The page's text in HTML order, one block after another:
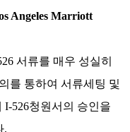
Angeles Marriott
서류를 매우 성실히
를 통하여 서류세팅 및
I-526청원서의 승인을
.